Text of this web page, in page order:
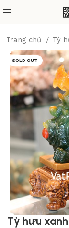
Trang chủ Tỳ
SOLD OUT
Tỳ hưu